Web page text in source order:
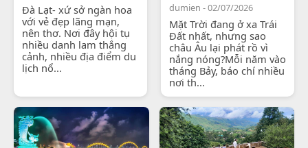
Đà Lạt- xứ sở ngàn hoa
với vẻ đẹp lãng mạn,
nên thơ. Nơi đây hội tụ
nhiều danh lam thắng
cảnh, nhiều địa điểm du
lịch nổ...
dumien - 02/07/2026
Mặt Trời đang ở xa Trái
Đất nhất, nhưng sao
châu Âu lại phát rồ vì
nắng nóng?Mỗi năm vào
tháng Bảy, báo chí nhiều
nơi th...